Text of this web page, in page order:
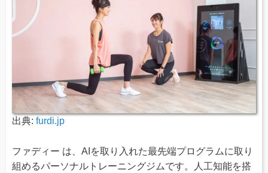
出典: furdi.jp
ファディー は、AIを取り入れた最先端プログラムに取り
組めるパーソナルトレーニングジムです。人工知能を搭